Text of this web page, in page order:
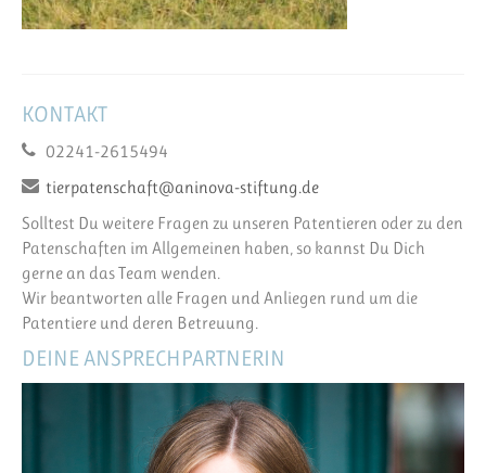
KONTAKT
02241-2615494
tierpatenschaft@aninova-stiftung.de
Solltest Du weitere Fragen zu unseren Patentieren oder zu den
Patenschaften im Allgemeinen haben, so kannst Du Dich
gerne an das Team wenden.
Wir beantworten alle Fragen und Anliegen rund um die
Patentiere und deren Betreuung.
DEINE ANSPRECHPARTNERIN